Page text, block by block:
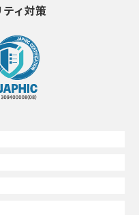
ティ対策